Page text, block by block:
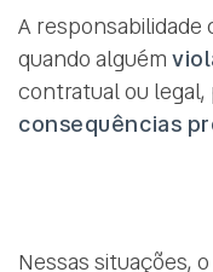
A responsabilidade
quando alguém
contratual ou
consequências
Nessas situações,